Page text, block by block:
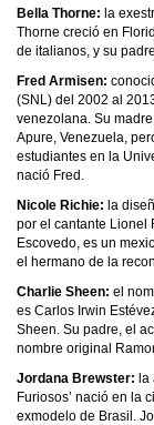
Bella Thorne: la
Thorne creció en
de italianos, y su
Fred Armisen:
(SNL) del 2002 al
venezolana. Su
Apure, Venezuela,
estudiantes en la
nació Fred.
Nicole Richie: la
por el cantante Lionel
Escovedo, es un
el hermano de la
Charlie Sheen: el
es Carlos Irwin
Sheen. Su padre, el
nombre original
Jordana Brewster:
Furiosos’ nació en la
exmodelo de Brasil.